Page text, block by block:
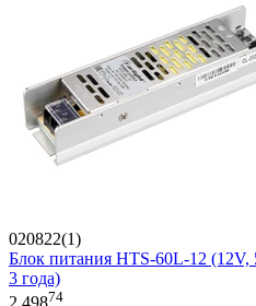
020822(1)
Блок питания HTS-60L-12
3 года)
74